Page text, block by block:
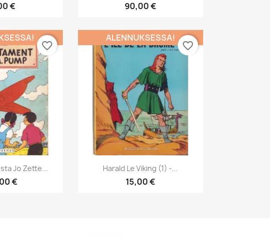
€ 90,00 €
Jo Zette...
€
favorite_border
Pikakatselu
Harald Le Viking (1) -...
15,00 €
ALENNUKSESSA!
favorite_border